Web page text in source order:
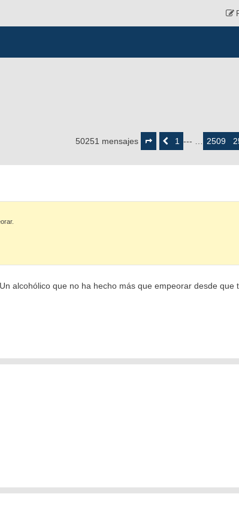
50251 mensajes
deAnterior1 --- … 2509
alcohólico que no ha hecho más que empeorar desde que